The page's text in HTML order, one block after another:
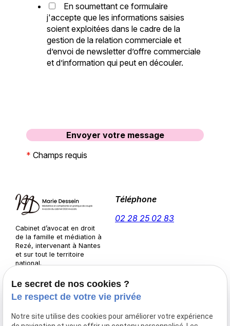
En soumettant ce formulaire
j'accepte que les informations saisies
soient exploitées dans le cadre de la
gestion de la relation commerciale et
d’envoi de newsletter d’offre commerciale
et d’information qui peut en découler.
* Champs requis
Cabinet d’avocat en droit
de la famille et médiation à
Rezé, intervenant à Nantes
et sur tout le territoire
national.
Téléphone
02 28 25 02 83
3 Pl. de l'Europe
44400 Rezé
7 Rue d'Anjou,
44390 Nort-sur-Erdre
Jeudi
14:00-
Le secret de nos cookies ?
Le respect de votre vie privée
Notre site utilise des cookies pour améliorer votre expérience